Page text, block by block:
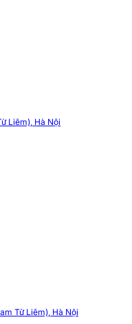
Liêm), Hà Nội
Từ Liêm), Hà Nội